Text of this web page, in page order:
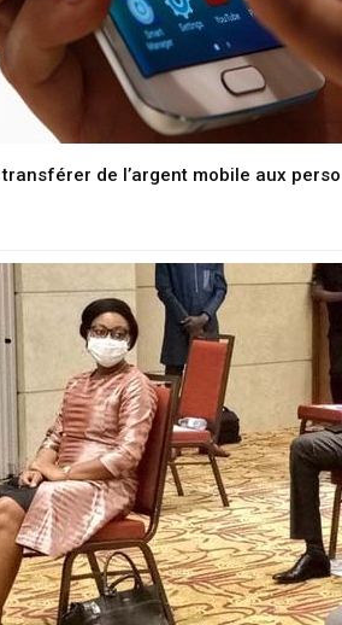
transférer de l’argent mobile aux